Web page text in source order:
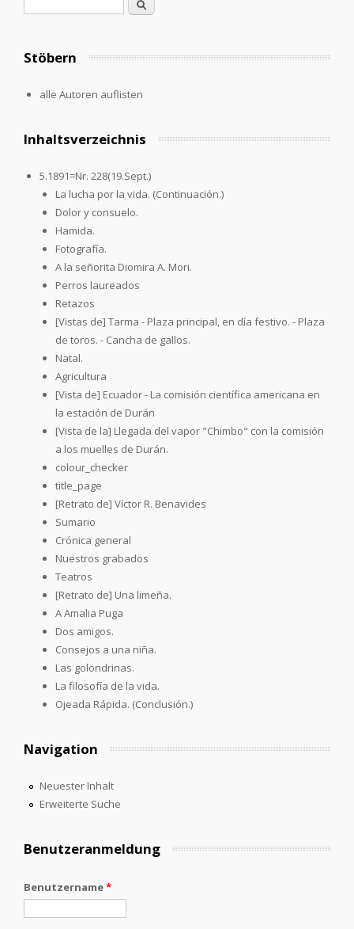
Suche
Stöbern
alle Autoren auflisten
Inhaltsverzeichnis
5.1891=Nr. 228(19.Sept.)
La lucha por la vida. (Continuación.)
Dolor y consuelo.
Hamida.
Fotografía.
A la señorita Diomira A. Mori.
Perros laureados
Retazos
[Vistas de] Tarma - Plaza principal, en día festivo. - Plaza
de toros. - Cancha de gallos.
Natal.
Agricultura
[Vista de] Ecuador - La comisión científica americana en
la estación de Durán
[Vista de la] Llegada del vapor "Chimbo" con la comisión
a los muelles de Durán.
colour_checker
title_page
[Retrato de] Víctor R. Benavides
Sumario
Crónica general
Nuestros grabados
Teatros
[Retrato de] Una limeña.
A Amalia Puga
Dos amigos.
Consejos a una niña.
Las golondrinas.
La filosofía de la vida.
Ojeada Rápida. (Conclusión.)
Navigation
Neuester Inhalt
Erweiterte Suche
Benutzeranmeldung
Benutzername*